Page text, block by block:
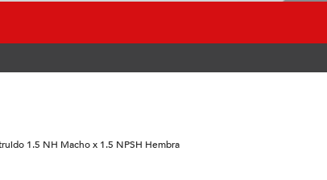
1.5 NH Macho x 1.5 NPSH Hembra